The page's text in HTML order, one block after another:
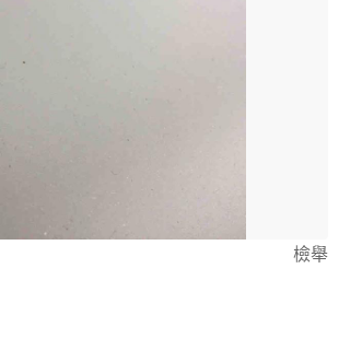
檢舉